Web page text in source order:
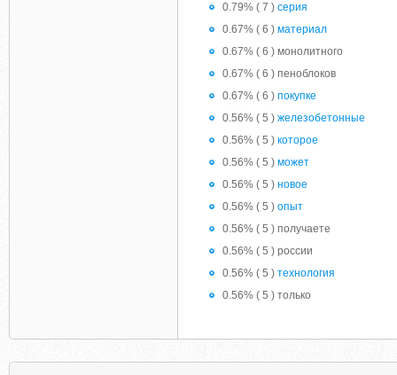
0.79% ( 7 ) серия
0.67% ( 6 ) материал
0.67% ( 6 ) монолитного
0.67% ( 6 ) пеноблоков
0.67% ( 6 ) покупке
0.56% ( 5 ) железобетонные
0.56% ( 5 ) которое
0.56% ( 5 ) может
0.56% ( 5 ) новое
0.56% ( 5 ) опыт
0.56% ( 5 ) получаете
0.56% ( 5 ) россии
0.56% ( 5 ) технология
0.56% ( 5 ) только